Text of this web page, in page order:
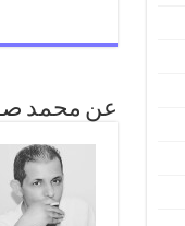
عن محمد